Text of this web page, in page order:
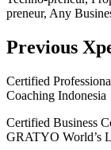
preneur, Any
Previous
Certified
Coaching Indonesia
Certified Business
GRATYO World’s